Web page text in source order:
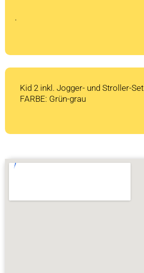
.
Kid 2 inkl. Jogger- und Stroller-Set
FARBE: Grün-grau